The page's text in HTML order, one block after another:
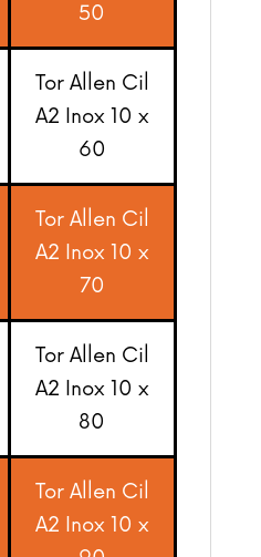
50
Tor Allen Cil
A2 Inox 10 x
60
Tor Allen Cil
A2 Inox 10 x
70
Tor Allen Cil
A2 Inox 10 x
80
Tor Allen Cil
A2 Inox 10 x